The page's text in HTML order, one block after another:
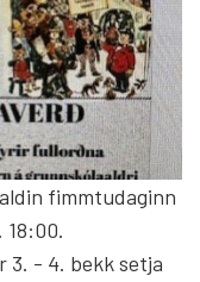
fimmtudaginn
18:00.
3. - 4. bekk setja